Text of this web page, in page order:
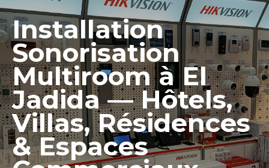
Installation
Sonorisation
Multiroom à El
Jadida — Hôtels,
Villas, Résidences
& Espaces